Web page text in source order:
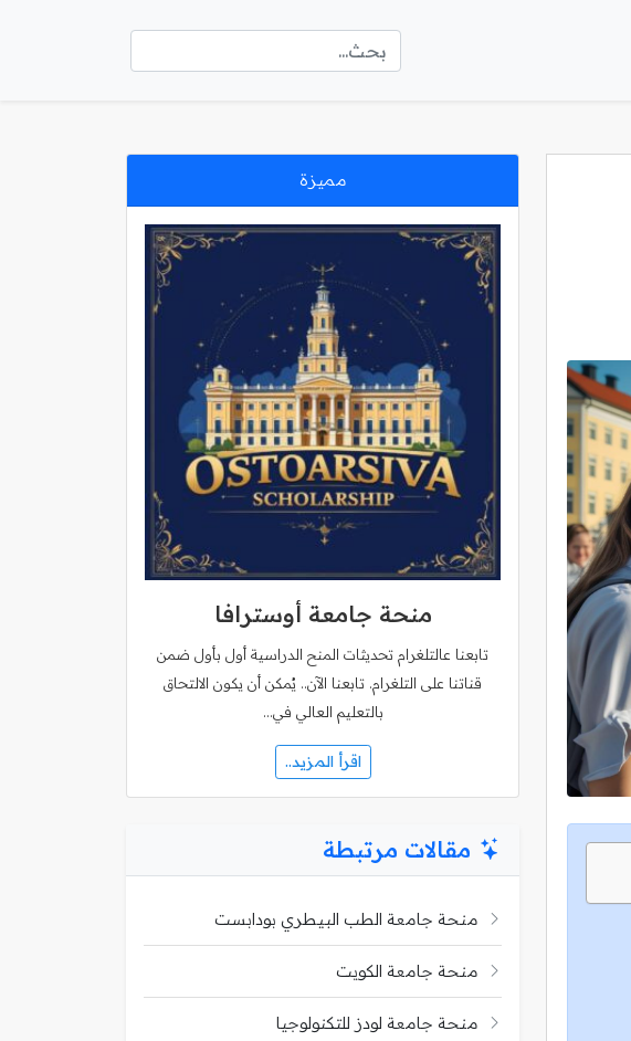
مميزة
منحة جامعة أوسترافا
تابعنا عالتلغرام تحديثات المنح الدراسية أول بأول ضمن
قناتنا على التلغرام. تابعنا الآن.. يُمكن أن يكون الالتحاق
بالتعليم العالي في…
اقرأ المزيد..
مقالات مرتبطة
منحة جامعة الطب البيطري بودابست
منحة جامعة الكويت
منحة جامعة لودز للتكنولوجيا